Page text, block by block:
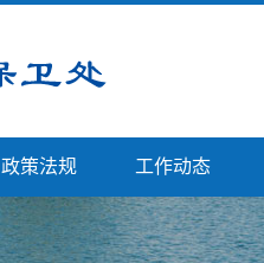
政策法规 工作动态